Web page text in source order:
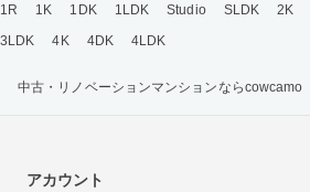
1R 1K 1DK 1LDK Studio SLDK 2K
3LDK
4K 4DK 4LDK
中古・リノベーションマンションならcowcamo
アカウント